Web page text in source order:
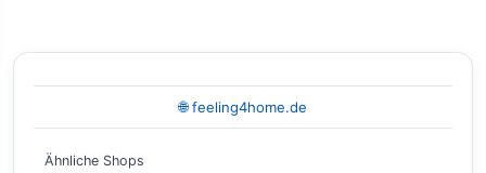
🌐 feeling4home.de
Ähnliche Shops